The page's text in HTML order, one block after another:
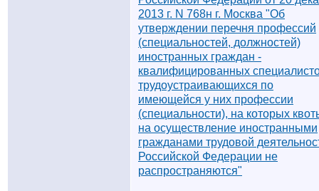
2013 г. N 768н г. Москва "Об
утверждении перечня профессий
(специальностей, должностей)
иностранных граждан -
квалифицированных
трудоустраивающихся по
имеющейся у них профессии
(специальности), на которых
на осуществление иностранными
гражданами трудовой
Российской Федерации не
распространяются"